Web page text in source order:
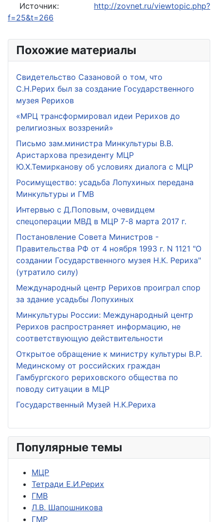
Источник: http://zovnet.ru/viewtopic.php?
f=25&t=266
Похожие материалы
Свидетельство Сазановой о том, что
С.Н.Рерих был за создание Государственного
музея Рерихов
«МРЦ трансформировал идеи Рерихов до
религиозных воззрений»
Письмо зам.министра Минкультуры В.В.
Аристархова президенту МЦР
Ю.Х.Темирканову об условиях диалога с МЦР
Росимущество: усадьба Лопухиных передана
Минкультуры и ГМВ
Интервью с Д.Поповым, очевидцем
спецоперации МВД в МЦР 7-8 марта 2017 г.
Постановление Совета Министров -
Правительства РФ от 4 ноября 1993 г. N 1121 "О
создании Государственного музея Н.К. Рериха"
(утратило силу)
Международный центр Рерихов проиграл спор
за здание усадьбы Лопухиных
Минкультуры России: Международный центр
Рерихов распространяет информацию, не
соответствующую действительности
Открытое обращение к министру культуры В.Р.
Мединскому от российских граждан
Гамбургского рериховского общества по
поводу ситуации в МЦР
Государственный Музей Н.К.Рериха
Популярные темы
МЦР
Тетради Е.И.Рерих
ГМВ
Л.В. Шапошникова
ГМР